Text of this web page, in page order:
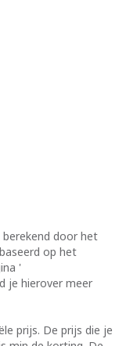
door het
op het
'
je hierover meer
prijs. De prijs die je